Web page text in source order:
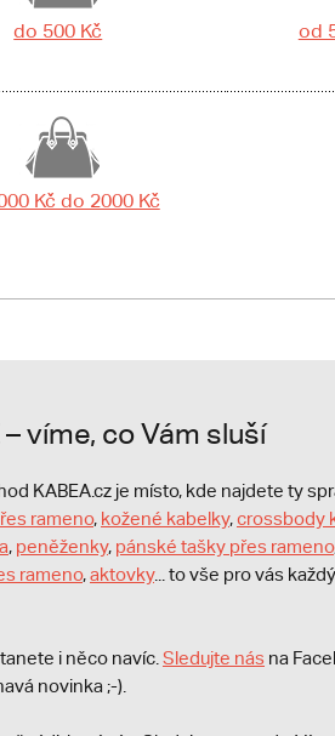
do 500 Kč od
Kč do 2000 Kč
– víme, co Vám sluší
KABEA.cz je místo, kde najdete ty
rameno, kožené kabelky,crossbody
, peněženky, pánské tašky přes rameno
rameno,aktovky... to vše pro vás
i něco navíc. Sledujte nás na
novinka ;-).